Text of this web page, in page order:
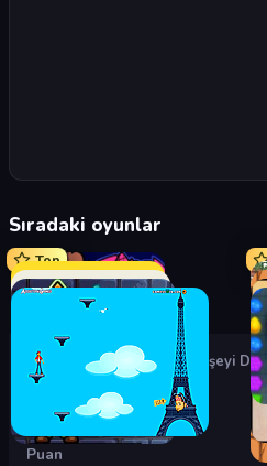
Sıradaki oyunlar
Top
Oyunlar Beceri Oyunları Şişeyi
Şişeyi Doldur
Puan